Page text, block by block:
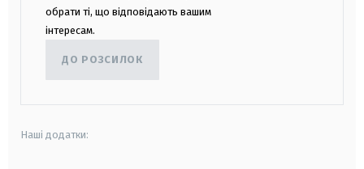
обрати ті, що відповідають вашим
інтересам.
ДО РОЗСИЛОК
Наші додатки: